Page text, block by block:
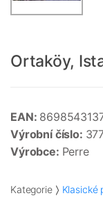
Ortaköy,
EAN:
Výrobní číslo:
Výrobce: Perre
Kategorie Klasické